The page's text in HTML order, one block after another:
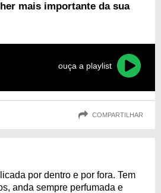
mais importante da sua
ouça a playlist
COMPARTILHAR
por dentro e por fora. Tem
anda sempre perfumada e